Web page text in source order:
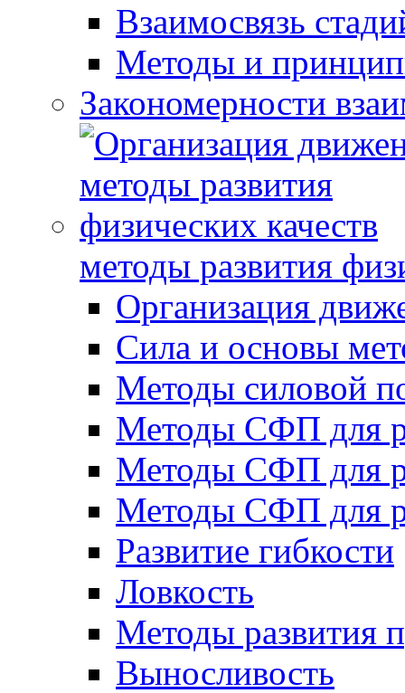
Взаимосвязь
Методы и
Закономерности
методы развития
Организация
Сила и основы
Методы силовой
Методы СФП для
Методы СФП для
Методы СФП для
Развитие гибкости
Ловкость
Методы развития
Выносливость